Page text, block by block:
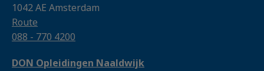
1042 AE Amsterdam
Route
088 - 770 4200
DON Opleidingen Naaldwijk